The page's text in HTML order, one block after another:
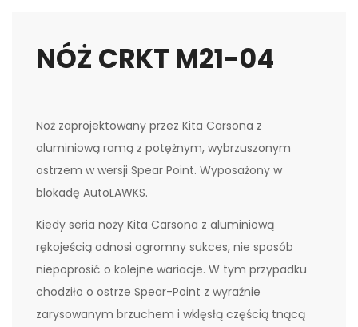
NÓŻ CRKT M21-04
Noż zaprojektowany przez Kita Carsona z
aluminiową ramą z potężnym, wybrzuszonym
ostrzem w wersji Spear Point. Wyposażony w
blokadę AutoLAWKS.
Kiedy seria noży Kita Carsona z aluminiową
rękojeścią odnosi ogromny sukces, nie sposób
niepoprosić o kolejne wariacje. W tym przypadku
chodziło o ostrze Spear-Point z wyraźnie
zarysowanym brzuchem i wklęsłą częścią tnącą